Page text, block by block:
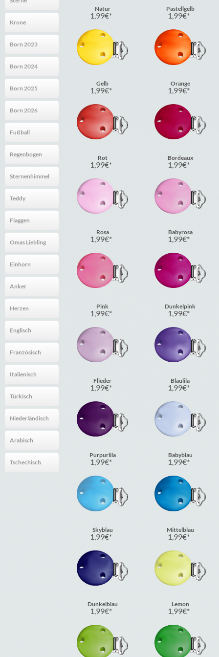
Krone
Born 2023
Born 2024
Born 2025
Born 2026
Fußball
Regenbogen
Sternenhimmel
Teddy
Flaggen
Omas Liebling
Einhorn
Anker
Herzen
Englisch
Französisch
Italienisch
Türkisch
Niederländisch
Arabisch
Tschechisch
Natur
1,99€
Pastellgelb
1,99€
Gelb
1,99€
Orange
1,99€
Rot
1,99€
Bordeaux
1,99€
Rosa
1,99€
Babyrosa
1,99€
Pink
1,99€
Dunkelpink
1,99€
Flieder
1,99€
Blaulila
1,99€
Purpurlila
1,99€
Babyblau
1,99€
Skyblau
1,99€
Mittelblau
1,99€
Dunkelblau
1,99€
Lemon
1,99€